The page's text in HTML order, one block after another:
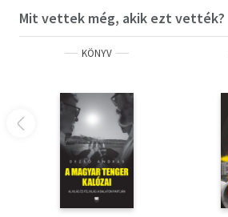
Mit vettek még, akik ezt vették?
KÖNYV